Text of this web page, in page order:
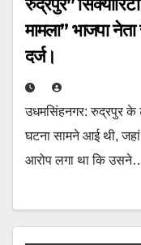
मामला” भाजपा
दर्ज।
उधमसिंहनगर: रुद्रपुर के
घटना सामने आई थी, जहां
आरोप लगा था कि